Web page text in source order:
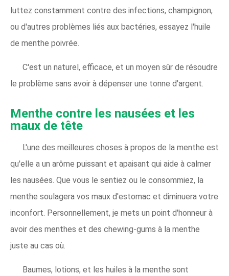
luttez constamment contre des infections, champignon,
ou d'autres problèmes liés aux bactéries, essayez l'huile
de menthe poivrée.
C'est un naturel, efficace, et un moyen sûr de résoudre
le problème sans avoir à dépenser une tonne d'argent.
Menthe contre les nausées et les
maux de tête
L'une des meilleures choses à propos de la menthe est
qu'elle a un arôme puissant et apaisant qui aide à calmer
les nausées. Que vous le sentiez ou le consommiez, la
menthe soulagera vos maux d'estomac et diminuera votre
inconfort. Personnellement, je mets un point d'honneur à
avoir des menthes et des chewing-gums à la menthe
juste au cas où.
Baumes, lotions, et les huiles à la menthe sont